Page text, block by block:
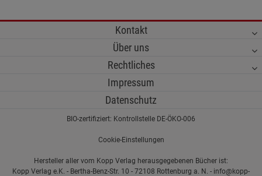
Kontakt
Über uns
Rechtliches
Impressum
Datenschutz
BIO-zertifiziert: Kontrollstelle DE-ÖKO-006
Cookie-Einstellungen
Hersteller aller vom Kopp Verlag herausgegebenen Bücher ist:
Kopp Verlag e.K. - Bertha-Benz-Str. 10 - 72108 Rottenburg a. N. - info@kopp-